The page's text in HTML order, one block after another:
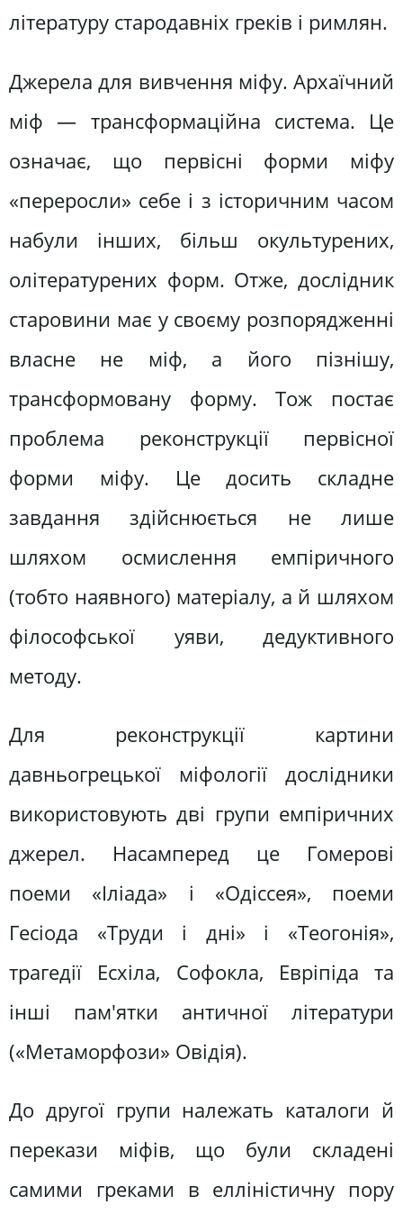
літературу стародавніх греків і римлян.
Джерела для вивчення міфу. Архаїчний
міф — трансформаційна система. Це
означає, що первісні форми міфу
«переросли» себе і з історичним часом
набули інших, більш окультурених,
олітературених форм. Отже, дослідник
старовини має у своєму розпорядженні
власне не міф, а його пізнішу,
трансформовану форму. Тож постає
проблема реконструкції первісної
форми міфу. Це досить складне
завдання здійснюється не лише
шляхом осмислення емпіричного
(тобто наявного) матеріалу, а й шляхом
філософської уяви, дедуктивного
методу.
Для реконструкції картини
давньогрецької міфології дослідники
використовують дві групи емпіричних
джерел. Насамперед це Гомерові
поеми «Іліада» і «Одіссея», поеми
Гесіода «Труди і дні» і «Теогонія»,
трагедії Есхіла, Софокла, Евріпіда та
інші пам'ятки античної літератури
(«Метаморфози» Овідія).
До другої групи належать каталоги й
перекази міфів, що були складені
самими греками в елліністичну пору